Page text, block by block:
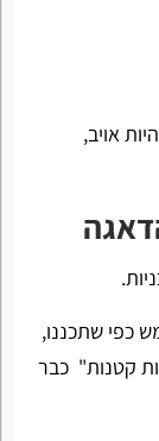
אויב,
כפי שתכננו,
קטנות" כבר